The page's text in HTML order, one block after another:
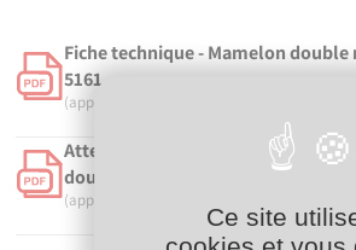
Fiche technique - Mamelon
5161
(application/pdf, 281.43 ko)
Attestation de Conformité Sanitaire
double réduit fileté - 5161
(application/pdf, 428.01 ko)
Ce site